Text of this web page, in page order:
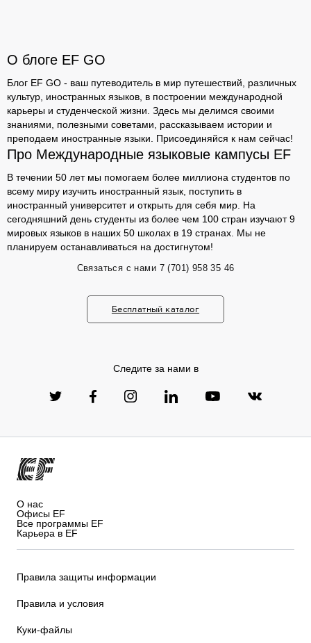
О блоге EF GO
Блог EF GO - ваш путеводитель в мир путешествий, различных
культур, иностранных языков, в построении международной
карьеры и студенческой жизни. Здесь мы делимся своими
знаниями, полезными советами, рассказываем истории и
преподаем иностранные языки. Присоединяйся к нам сейчас!
Про Международные языковые кампусы EF
В течении 50 лет мы помогаем более миллиона студентов по
всему миру изучить иностранный язык, поступить в
иностранный университет и открыть для себя мир. На
сегодняшний день студенты из более чем 100 стран изучают 9
мировых языков в наших 50 школах в 19 странах. Мы не
планируем останавливаться на достигнутом!
Связаться с нами 7 (701) 958 35 46
Бесплатный каталог
Следите за нами в
О нас
Офисы EF
Все программы EF
Карьера в EF
Правила защиты информации
Правила и условия
Куки-файлы